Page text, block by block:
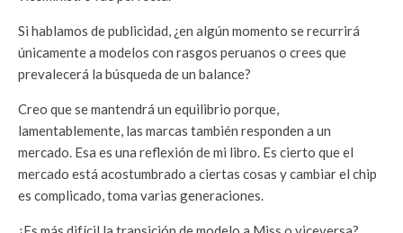
Si hablamos de publicidad, ¿en algún momento se recurrirá
únicamente a modelos con rasgos peruanos o crees que
prevalecerá la búsqueda de un balance?
Creo que se mantendrá un equilibrio porque,
lamentablemente, las marcas también responden a un
mercado. Esa es una reflexión de mi libro. Es cierto que el
mercado está acostumbrado a ciertas cosas y cambiar el chip
es complicado, toma varias generaciones.